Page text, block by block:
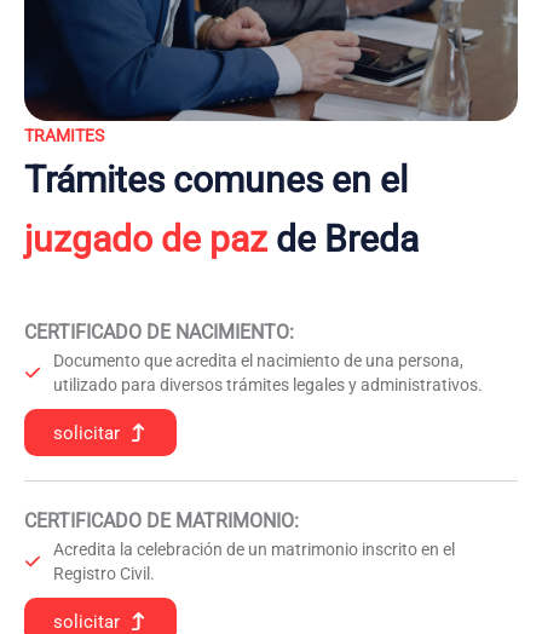
TRAMITES
Trámites comunes en el
juzgado de pazde Breda
CERTIFICADO DE NACIMIENTO:
Documento que acredita el nacimiento de una persona,
utilizado para diversos trámites legales y administrativos.
solicitar
CERTIFICADO DE MATRIMONIO:
Acredita la celebración de un matrimonio inscrito en el
Registro Civil.
solicitar